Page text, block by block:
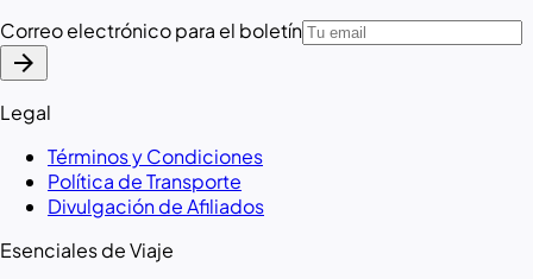
Correo electrónico para el boletín
arrow_forward
Legal
Términos y Condiciones
Política de Transporte
Divulgación de Afiliados
Esenciales de Viaje